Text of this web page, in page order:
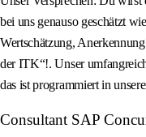
bei uns genauso geschätzt
Wertschätzung,
der ITK“!. Unser
das ist programmiert in
Consultant SAP